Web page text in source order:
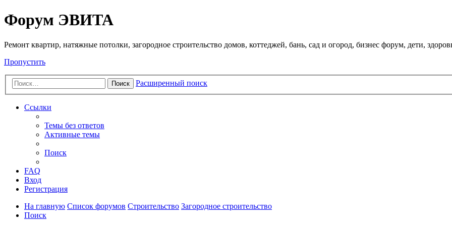
Регистрация
Форум ЭВИТА
Ремонт квартир, натяжные потолки, загородное строительство домов, коттеджей, бань, сад и огород, бизнес форум, дети,
Пропустить
Поиск Расширенный поиск
Ссылки
Темы без ответов
Активные темы
Поиск
FAQ
Вход
Регистрация
На главную Список форумов Строительство Загородное строительство
Поиск